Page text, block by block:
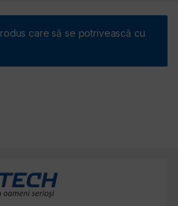
care să se potrivească cu